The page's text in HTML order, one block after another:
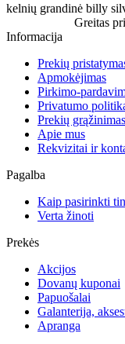
kelnių grandinė billy
Greitas
Informacija
Prekių
Apmokėjimas
Pirkimo-
Privatumo
Prekių grąžinimas
Apie mus
Rekvizitai ir
Pagalba
Kaip pasirinkti
Verta žinoti
Prekės
Akcijos
Dovanų kuponai
Papuošalai
Galanterija,
Apranga